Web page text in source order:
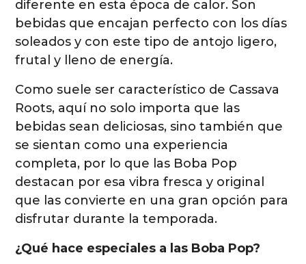
diferente en esta época de calor. Son
bebidas que encajan perfecto con los días
soleados y con este tipo de antojo ligero,
frutal y lleno de energía.
Como suele ser característico de Cassava
Roots, aquí no solo importa que las
bebidas sean deliciosas, sino también que
se sientan como una experiencia
completa, por lo que las Boba Pop
destacan por esa vibra fresca y original
que las convierte en una gran opción para
disfrutar durante la temporada.
¿Qué hace especiales a las Boba Pop?